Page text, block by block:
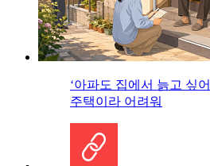
‘아파도 집에서 늙고 싶
주택이라 어려워